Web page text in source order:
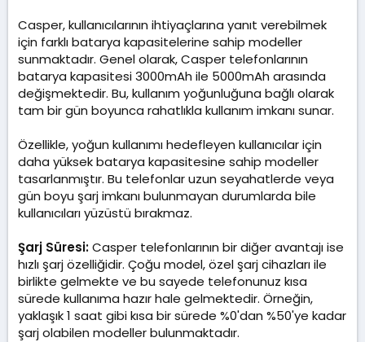
Casper, kullanıcılarının ihtiyaçlarına yanıt verebilmek
için farklı batarya kapasitelerine sahip modeller
sunmaktadır. Genel olarak, Casper telefonlarının
batarya kapasitesi 3000mAh ile 5000mAh arasında
değişmektedir. Bu, kullanım yoğunluğuna bağlı olarak
tam bir gün boyunca rahatlıkla kullanım imkanı sunar.
Özellikle, yoğun kullanımı hedefleyen kullanıcılar için
daha yüksek batarya kapasitesine sahip modeller
tasarlanmıştır. Bu telefonlar uzun seyahatlerde veya
gün boyu şarj imkanı bulunmayan durumlarda bile
kullanıcıları yüzüstü bırakmaz.
Şarj Süresi:Casper telefonlarının bir diğer avantajı ise
hızlı şarj özelliğidir. Çoğu model, özel şarj cihazları ile
birlikte gelmekte ve bu sayede telefonunuz kısa
sürede kullanıma hazır hale gelmektedir. Örneğin,
yaklaşık 1 saat gibi kısa bir sürede %0'dan %50'ye kadar
şarj olabilen modeller bulunmaktadır.